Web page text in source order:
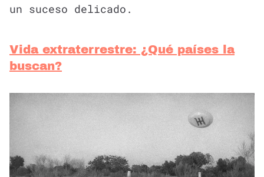
un suceso delicado.
Vida extraterrestre: ¿Qué países la
buscan?